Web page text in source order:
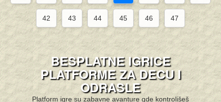
42 43 44 45 46 47
BESPLATNE IGRICE
PLATFORME ZA DECU I
ODRASLE
Platform igre su zabavne avanture gde kontrolišeš